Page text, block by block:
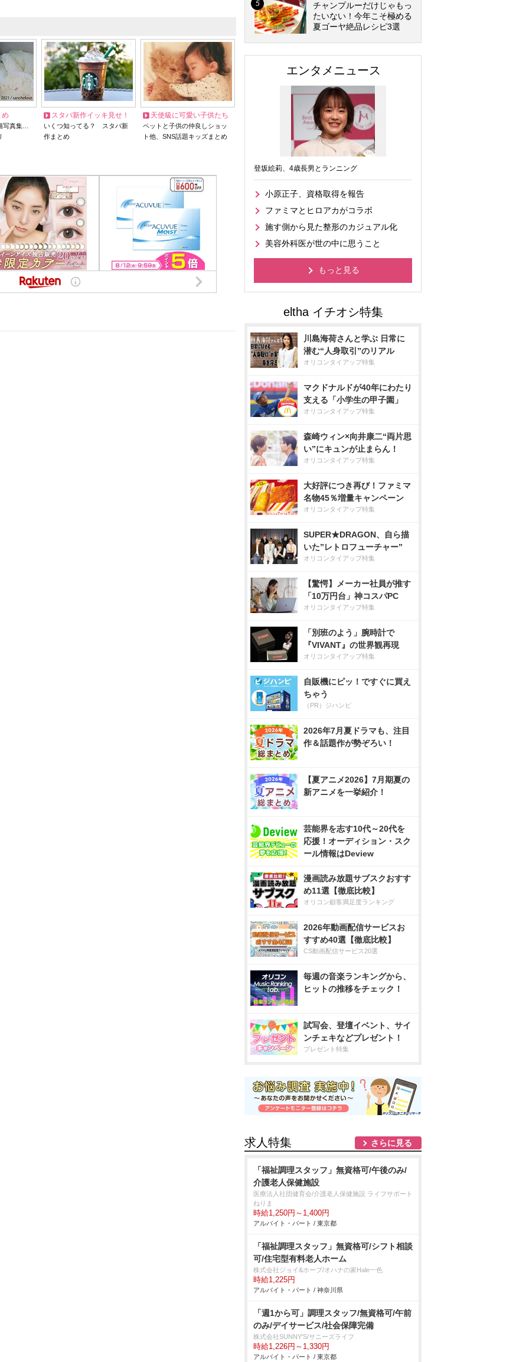
め
写真集…
スタバ新作イッキ見せ！
いくつ知ってる？ スタバ新
作まとめ
天使級に可愛い子供たち
ペットと子供の仲良しショッ
ト他、SNS話題キッズまとめ
チャンプルーだけじゃもっ
たいない！今年こそ極める
夏ゴーヤ絶品レシピ3選
エンタメニュース
登坂絵莉、4歳長男とランニング
小原正子、資格取得を報告
ファミマとヒロアカがコラボ
施す側から見た整形のカジュアル化
美容外科医が世の中に思うこと
もっと見る
川島海荷さんと学ぶ 日常に
潜む“人身取引”のリアル
オリコンタイアップ特集
マクドナルドが40年にわたり
支える「小学生の甲子園」
オリコンタイアップ特集
森崎ウィン×向井康二“両片思
い”にキュンが止まらん！
オリコンタイアップ特集
大好評につき再び！ファミマ
名物45％増量キャンペーン
オリコンタイアップ特集
SUPER★DRAGON、自ら描
いた”レトロフューチャー”
オリコンタイアップ特集
【驚愕】メーカー社員が推す
「10万円台」神コスパPC
オリコンタイアップ特集
「別班のよう」腕時計で
『VIVANT』の世界観再現
オリコンタイアップ特集
自販機にピッ！ですぐに買え
ちゃう
（PR）ジハンピ
2026年7月夏ドラマも、注目
作＆話題作が勢ぞろい！
【夏アニメ2026】7月期夏の
新アニメを一挙紹介！
芸能界を志す10代～20代を
応援！オーディション・スク
ール情報はDeview
漫画読み放題サブスクおすす
め11選【徹底比較】
オリコン顧客満足度ランキング
2026年動画配信サービスお
すすめ40選【徹底比較】
CS動画配信サービス20選
毎週の音楽ランキングから、
ヒットの推移をチェック！
試写会、登壇イベント、サイ
ンチェキなどプレゼント！
プレゼント特集
求人特集 さらに見る
「福祉調理スタッフ」無資格可/午後のみ/
介護老人保健施設
医療法人社団健育会/介護老人保健施設 ライフサポート
ねりま
時給1,250円～1,400円
アルバイト・パート / 東京都
「福祉調理スタッフ」無資格可/シフト相談
可/住宅型有料老人ホーム
株式会社ジョイ&ホープ/オハナの家Hale一色
時給1,225円
アルバイト・パート / 神奈川県
「週1から可」調理スタッフ/無資格可/午前
のみ/デイサービス/社会保障完備
株式会社SUNNY'S/サニーズライフ
時給1,226円～1,330円
アルバイト・パート / 東京都